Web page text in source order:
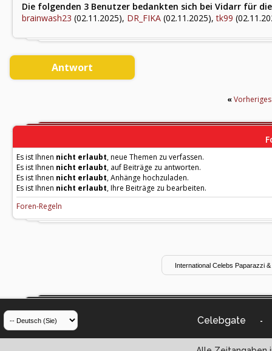
Die folgenden 3 Benutzer bedankten sich bei Vidarr für
brainwash23 (02.11.2025), DR_FIKA (02.11.2025),tk99
Antwort
«
Es ist Ihnen nicht erlaubt, neue Themen zu verfassen.
Es ist Ihnen nicht erlaubt, auf Beiträge zu antworten.
Es ist Ihnen nicht erlaubt, Anhänge hochzuladen.
Es ist Ihnen nicht erlaubt, Ihre Beiträge zu bearbeiten.
Foren-Regeln
Celebgate -